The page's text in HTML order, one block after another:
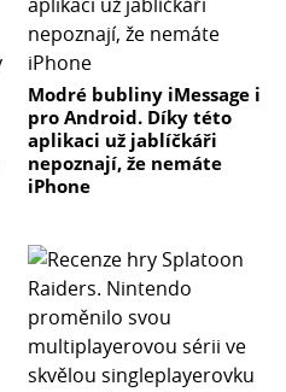
Modré bubliny iMessage i
pro Android. Díky této
aplikaci už jablíčkáři
nepoznají, že nemáte
iPhone